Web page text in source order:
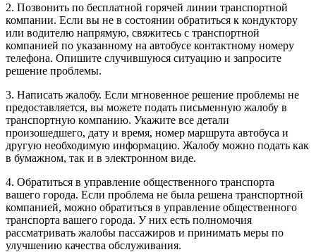
2. Позвонить по бесплатной горячей линии транспортной
компании. Если вы не в состоянии обратиться к кондуктору
или водителю напрямую, свяжитесь с транспортной
компанией по указанному на автобусе контактному номеру
телефона. Опишите случившуюся ситуацию и запросите
решение проблемы.
3. Написать жалобу. Если мгновенное решение проблемы не
предоставляется, вы можете подать письменную жалобу в
транспортную компанию. Укажите все детали
произошедшего, дату и время, номер маршрута автобуса и
другую необходимую информацию. Жалобу можно подать как
в бумажном, так и в электронном виде.
4. Обратиться в управление общественного транспорта
вашего города. Если проблема не была решена транспортной
компанией, можно обратиться в управление общественного
транспорта вашего города. У них есть полномочия
рассматривать жалобы пассажиров и принимать меры по
улучшению качества обслуживания.